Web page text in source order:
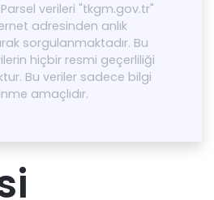
Parsel verileri "tkgm.gov.tr"
adresinden anlık
sorgulanmaktadır. Bu
hiçbir resmi geçerliliği
Bu veriler sadece bilgi
amaçlıdır.